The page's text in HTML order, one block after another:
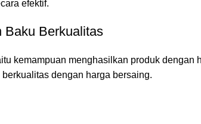
efektif.
Baku Berkualitas
kemampuan menghasilkan produk dengan
dengan harga bersaing.